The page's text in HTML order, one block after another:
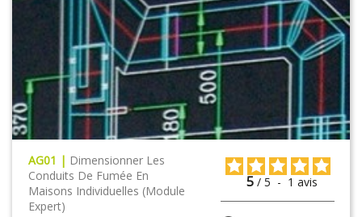
AG01 | Dimensionner Les
Conduits De Fumée En
Maisons Individuelles (module
Expert)
5 / 5 - 1 avis